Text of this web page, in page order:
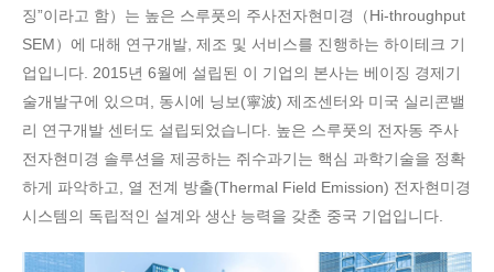
업입니다. 2015
년 6월에 설립된
이 기업의 본사는
베이징 경제기술
개발구에 있으며,
동시에 닝보 제조
센터와 미국 실리
콘밸리 연구개발
습니다. 높은 스
징”이라고 함）는 높은 스루풋의 주사전자현미경（Hi-throughput
SEM）에 대해 연구개발, 제조 및 서비스를 진행하는 하이테크 기
업입니다. 2015년 6월에 설립된 이 기업의 본사는 베이징 경제기
술개발구에 있으며, 동시에 닝보(寧波) 제조센터와 미국 실리콘밸
리 연구개발 센터도 설립되었습니다. 높은 스루풋의 전자동 주사
전자현미경 솔루션을 제공하는 쥐수과기는 핵심 과학기술을 정확
하게 파악하고, 열 전계 방출(Thermal Field Emission) 전자현미경
시스템의 독립적인 설계와 생산 능력을 갖춘 중국 기업입니다.